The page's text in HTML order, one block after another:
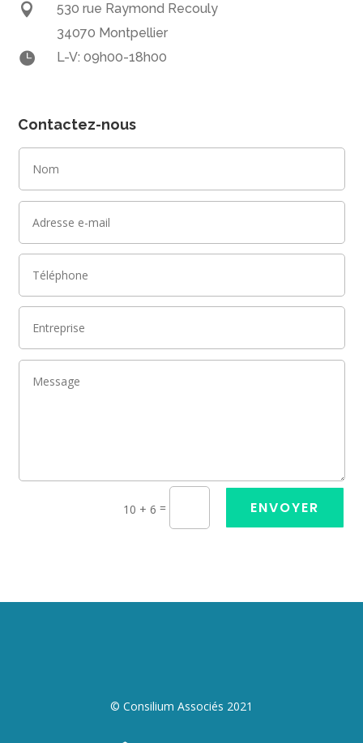

530 rue Raymond Recouly
34070 Montpellier
 L-V: 09h00-18h00
Contactez-nous
10 + 6 = ENVOYER
© Consilium Associés 2021